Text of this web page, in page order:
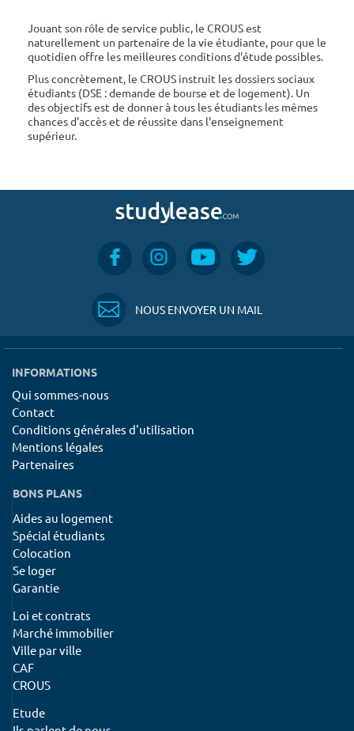
Jouant son rôle de service public, le CROUS est
naturellement un partenaire de la vie étudiante, pour que le
quotidien offre les meilleures conditions d'étude possibles.
Plus concrètement, le CROUS instruit les dossiers sociaux
étudiants (DSE : demande de bourse et de logement). Un
des objectifs est de donner à tous les étudiants les mêmes
chances d'accès et de réussite dans l'enseignement
supérieur.
NOUS ENVOYER UN MAIL
INFORMATIONS
Qui sommes-nous
Contact
Conditions générales d'utilisation
Mentions légales
Partenaires
BONS PLANS
Aides au logement
Spécial étudiants
Colocation
Se loger
Garantie
Loi et contrats
Marché immobilier
Ville par ville
CAF
CROUS
Etude